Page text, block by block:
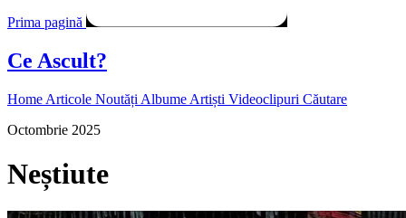
Prima pagină
Ce Ascult?
Home Articole Noutăți Albume Artiști Videoclipuri Căutare
Octombrie 2025
Neștiute